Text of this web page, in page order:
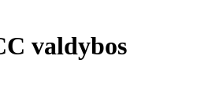
valdybos